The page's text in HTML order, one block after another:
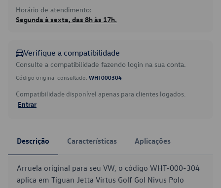
Horário de atendimento:
Segunda à sexta, das 8h às 17h.
Verifique a compatibilidade
Consulte a compatibilidade fazendo login na sua conta.
Código original consultado: WHT000304
Compatibilidade disponível apenas para clientes logados.
Entrar
Descrição Características Aplicações
Arruela original para seu VW, o código WHT-000-304
aplica em Tiguan Jetta Virtus Golf Gol Nivus Polo